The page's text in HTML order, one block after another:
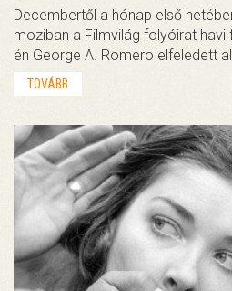
Decembertől a hónap első
moziban a Filmvilág folyóirat
én George A. Romero elfeledett
TOVÁBB